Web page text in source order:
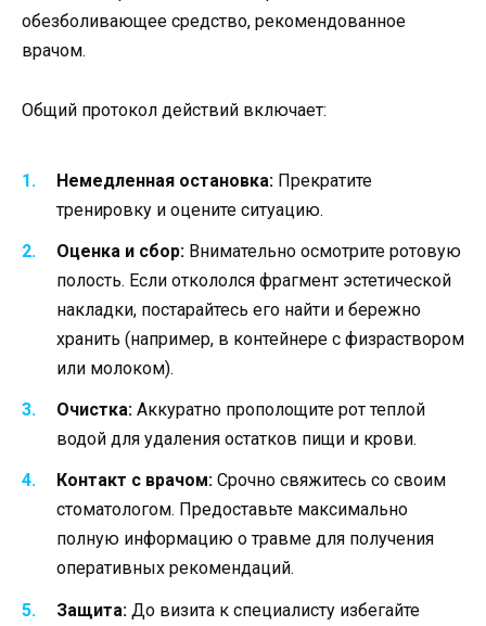
обезболивающее средство, рекомендованное
врачом.
Общий протокол действий включает:
Немедленная остановка: Прекратите
тренировку и оцените ситуацию.
Оценка и сбор: Внимательно осмотрите ротовую
полость. Если откололся фрагмент эстетической
накладки, постарайтесь его найти и бережно
хранить (например, в контейнере с физраствором
или молоком).
Очистка: Аккуратно прополощите рот теплой
водой для удаления остатков пищи и крови.
Контакт с врачом: Срочно свяжитесь со своим
стоматологом. Предоставьте максимально
полную информацию о травме для получения
оперативных рекомендаций.
Защита: До визита к специалисту избегайте